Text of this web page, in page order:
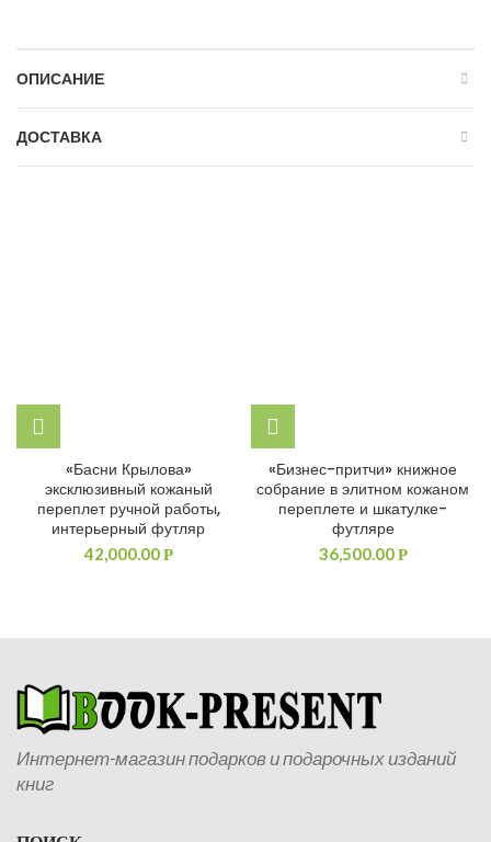
ОПИСАНИЕ
ДОСТАВКА
«Басни Крылова»
эксклюзивный кожаный
переплет ручной работы,
интерьерный футляр
42,000.00Р
«Бизнес-притчи» книжное
собрание в элитном кожаном
переплете и шкатулке-
футляре
36,500.00Р
Интернет-магазин подарков и подарочных изданий
книг